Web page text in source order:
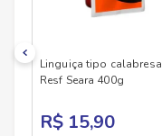
Linguiça tipo calabresa
Resf Seara 400g
R$ 15,90